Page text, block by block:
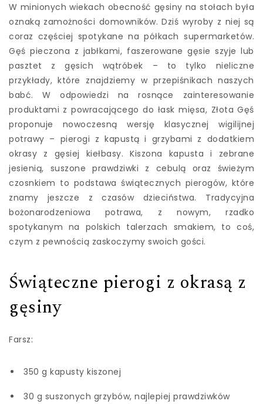
W minionych wiekach obecność gęsiny na stołach była
oznaką zamożności domowników. Dziś wyroby z niej są
coraz częściej spotykane na półkach supermarketów.
Gęś pieczona z jabłkami, faszerowane gęsie szyje lub
pasztet z gęsich wątróbek – to tylko nieliczne
przykłady, które znajdziemy w przepiśnikach naszych
babć. W odpowiedzi na rosnące zainteresowanie
produktami z powracającego do łask mięsa, Złota Gęś
proponuje nowoczesną wersję klasycznej wigilijnej
potrawy – pierogi z kapustą i grzybami z dodatkiem
okrasy z gęsiej kiełbasy. Kiszona kapusta i zebrane
jesienią, suszone prawdziwki z cebulą oraz świeżym
czosnkiem to podstawa świątecznych pierogów, które
znamy jeszcze z czasów dzieciństwa. Tradycyjna
bożonarodzeniowa potrawa, z nowym, rzadko
spotykanym na polskich talerzach smakiem, to coś,
czym z pewnością zaskoczymy swoich gości.
Świąteczne pierogi z okrasą z
gęsiny
Farsz:
350 g kapusty kiszonej
30 g suszonych grzybów, najlepiej prawdziwków